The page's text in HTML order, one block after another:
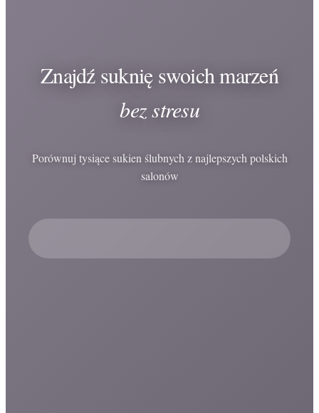
Znajdź suknię swoich marzeń
bez stresu
Porównuj tysiące sukien ślubnych z najlepszych polskich
salonów